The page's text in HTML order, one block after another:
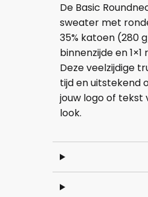
De Basic
sweater met
35% katoen (280
binnenzijde en
Deze veelzijdige
tijd en uitstekend
jouw logo of tekst
look.